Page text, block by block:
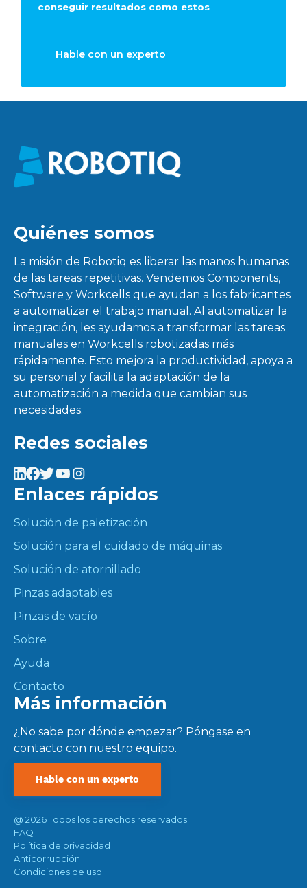
conseguir resultados como estos
Hable con un experto
Quiénes somos
La misión de Robotiq es liberar las manos humanas
de las tareas repetitivas. Vendemos Components,
Software y Workcells que ayudan a los fabricantes
a automatizar el trabajo manual. Al automatizar la
integración, les ayudamos a transformar las tareas
manuales en Workcells robotizadas más
rápidamente. Esto mejora la productividad, apoya a
su personal y facilita la adaptación de la
automatización a medida que cambian sus
necesidades.
Redes sociales
Enlaces rápidos
Solución de paletización
Solución para el cuidado de máquinas
Solución de atornillado
Pinzas adaptables
Pinzas de vacío
Sobre
Ayuda
Contacto
Más información
¿No sabe por dónde empezar? Póngase en
contacto con nuestro equipo.
Hable con un experto
@2026 Todos los derechos reservados.
FAQ
Política de privacidad
Anticorrupción
Condiciones de uso